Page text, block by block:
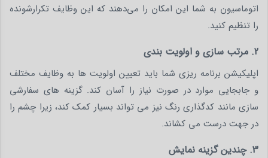
اتوماسیون به شما این امکان را می‌دهند که این وظایف تکرارشونده
را تنظیم کنید.
2. مرتب سازی و اولویت بندی
اپلیکیشن برنامه ریزی شما باید تعیین اولویت ها به وظایف مختلف
و جابجایی موارد در صورت نیاز را آسان کند. گزینه های سفارشی
سازی مانند کدگذاری رنگ نیز می تواند بسیار کمک کند، زیرا چشم را
در جهت درست می کشاند.
3. چندین گزینه نمایش